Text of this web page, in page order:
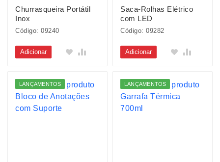
Churrasqueira Portátil
Inox
Código: 09240
Adicionar
Saca-Rolhas Elétrico
com LED
Código: 09282
Adicionar
LANÇAMENTOS LANÇAMENTOS